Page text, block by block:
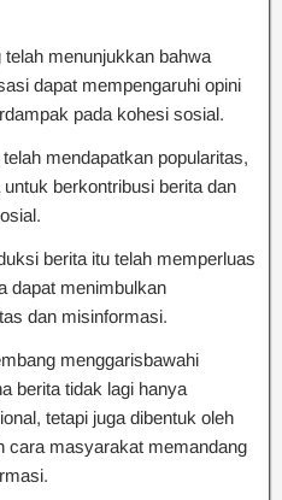
menunjukkan bahwa
dapat mempengaruhi opini
pada kohesi sosial.
mendapatkan popularitas,
berkontribusi berita dan
berita itu telah memperluas
dapat menimbulkan
dan misinformasi.
menggarisbawahi
berita tidak lagi hanya
tetapi juga dibentuk oleh
cara masyarakat memandang